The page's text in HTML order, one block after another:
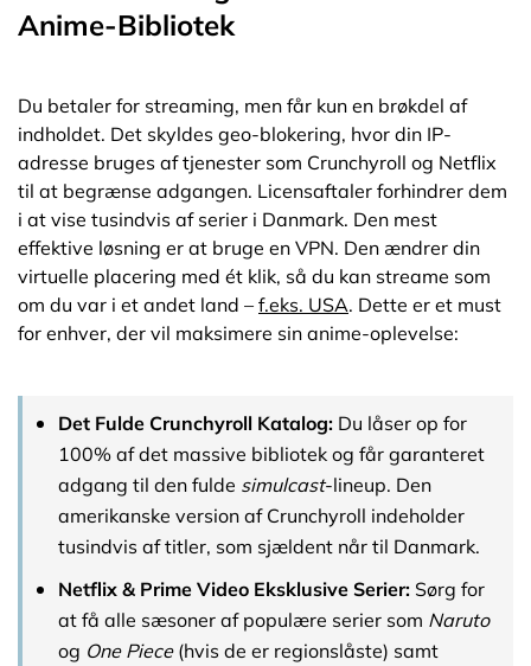
Anime-Bibliotek
Du betaler for streaming, men får kun en brøkdel af
indholdet. Det skyldes geo-blokering, hvor din IP-
adresse bruges af tjenester som Crunchyroll og Netflix
til at begrænse adgangen. Licensaftaler forhindrer dem
i at vise tusindvis af serier i Danmark. Den mest
effektive løsning er at bruge en VPN. Den ændrer din
virtuelle placering med ét klik, så du kan streame som
om du var i et andet land –f.eks. USA. Dette er et must
for enhver, der vil maksimere sin anime-oplevelse:
Det Fulde Crunchyroll Katalog: Du låser op for
100% af det massive bibliotek og får garanteret
adgang til den fulde simulcast-lineup. Den
amerikanske version af Crunchyroll indeholder
tusindvis af titler, som sjældent når til Danmark.
Netflix & Prime Video Eksklusive Serier: Sørg for
at få alle sæsoner af populære serier som Naruto
og One Piece(hvis de er regionslåste) samt